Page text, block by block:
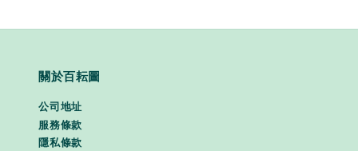
關於百耘圖
公司地址
服務條款
隱私條款